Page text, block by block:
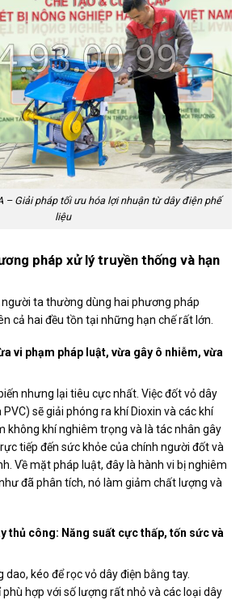
– Giải pháp tối ưu hóa lợi nhuận từ dây điện phế
liệu
pháp xử lý truyền thống và hạn
ta thường dùng hai phương pháp
cả hai đều tồn tại những hạn chế rất lớn.
vi phạm pháp luật, vừa gây ô nhiễm, vừa
nhưng lại tiêu cực nhất. Việc đốt vỏ dây
sẽ giải phóng ra khí Dioxin và các khí
không khí nghiêm trọng và là tác nhân gây
tiếp đến sức khỏe của chính người đốt và
Về mặt pháp luật, đây là hành vi bị nghiêm
đã phân tích, nó làm giảm chất lượng và
thủ công: Năng suất cực thấp, tốn sức và
kéo để rọc vỏ dây điện bằng tay.
hợp với số lượng rất nhỏ và các loại dây